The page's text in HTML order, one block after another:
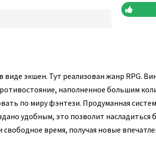
виде экшен. Тут реализован жанр RPG.
наполненное большим
по миру фэнтези. Продуманная
удобным, это позволит насладиться
время, получая новые